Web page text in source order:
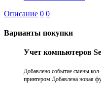
Описание 0 0
Варианты покупки
Учет компьютеров
Добавлено событие смены
принтером.Добавлена новая